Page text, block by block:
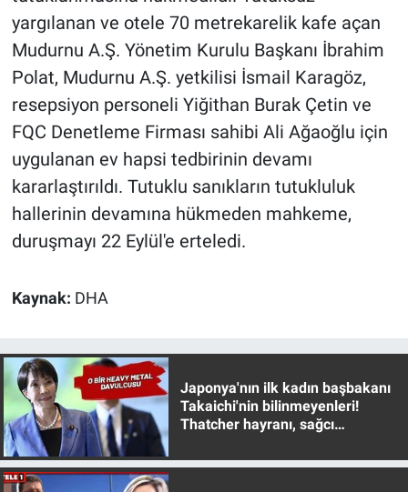
yargılanan ve otele 70 metrekarelik kafe açan
Mudurnu A.Ş. Yönetim Kurulu Başkanı İbrahim
Polat, Mudurnu A.Ş. yetkilisi İsmail Karagöz,
resepsiyon personeli Yiğithan Burak Çetin ve
FQC Denetleme Firması sahibi Ali Ağaoğlu için
uygulanan ev hapsi tedbirinin devamı
kararlaştırıldı. Tutuklu sanıkların tutukluluk
hallerinin devamına hükmeden mahkeme,
duruşmayı 22 Eylül'e erteledi.
Kaynak: DHA
Japonya'nın ilk kadın başbakanı
Takaichi'nin bilinmeyenleri!
Thatcher hayranı, sağcı